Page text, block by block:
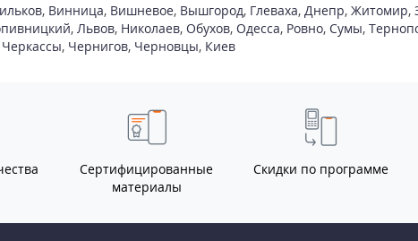
, Винница, Вишневое, Вышгород, Глеваха, Днепр, Житомир,
, Львов, Николаев, Обухов, Одесса, Ровно, Сумы,
Черкассы, Чернигов, Черновцы, Киев
Сертифицированные
материалы
Скидки по программе